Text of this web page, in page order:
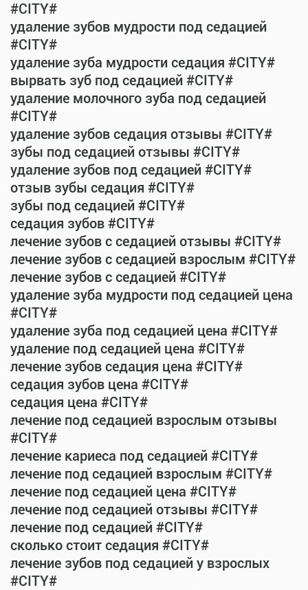
#CITY#
удаление зубов мудрости под седацией
#CITY#
удаление зуба мудрости седация #CITY#
вырвать зуб под седацией #CITY#
удаление молочного зуба под седацией
#CITY#
удаление зубов седация отзывы #CITY#
зубы под седацией отзывы #CITY#
удаление зубов под седацией #CITY#
отзыв зубы седация #CITY#
зубы под седацией #CITY#
седация зубов #CITY#
лечение зубов с седацией отзывы #CITY#
лечение зубов с седацией взрослым #CITY#
лечение зубов с седацией #CITY#
удаление зуба мудрости под седацией цена
#CITY#
удаление зуба под седацией цена #CITY#
удаление под седацией цена #CITY#
лечение зубов седация цена #CITY#
седация зубов цена #CITY#
седация цена #CITY#
лечение под седацией взрослым отзывы
#CITY#
лечение кариеса под седацией #CITY#
лечение под седацией взрослым #CITY#
лечение под седацией цена #CITY#
лечение под седацией отзывы #CITY#
лечение под седацией #CITY#
сколько стоит седация #CITY#
лечение зубов под седацией у взрослых
#CITY#